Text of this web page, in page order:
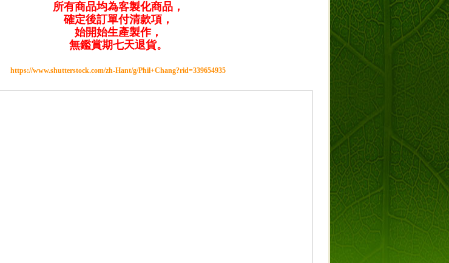
所有商品均為客製化商品，
確定後訂單付清款項，
始開始生產製作，
無鑑賞期七天退貨。
https://www.shutterstock.com/zh-Hant/g/Phil+Chang?rid=339654935